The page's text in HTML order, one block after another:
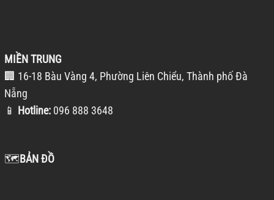
MIỀN TRUNG
🏢 16-18 Bàu Vàng 4, Phường Liên Chiểu, Thành phố Đà
Nẵng
📱 Hotline: 096 888 3648
🗺️BẢN ĐỒ